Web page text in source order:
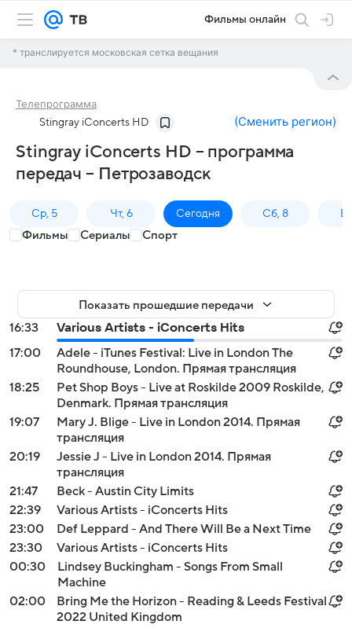
Фильмы онлайн
* транслируется московская сетка вещания
Телепрограмма
Stingray iConcerts HD (Сменить регион)
Stingray iConcerts HD – программа
передач – Петрозаводск
Ср, 5 Чт, 6 Сегодня Сб, 8
Фильмы Сериалы Спорт
Показать прошедшие передачи
16:33
Various Artists - iConcerts Hits
17:00
Adele - iTunes Festival: Live in London The
Roundhouse, London. Прямая трансляция
18:25
Pet Shop Boys - Live at Roskilde 2009 Roskilde,
Denmark. Прямая трансляция
19:07
Mary J. Blige - Live in London 2014. Прямая
трансляция
20:19
Jessie J - Live in London 2014. Прямая
трансляция
21:47
Beck - Austin City Limits
22:39
Various Artists - iConcerts Hits
23:00
Def Leppard - And There Will Be a Next Time
23:30
Various Artists - iConcerts Hits
00:30
Lindsey Buckingham - Songs From Small
Machine
02:00
Bring Me the Horizon - Reading & Leeds Festival
2022 United Kingdom